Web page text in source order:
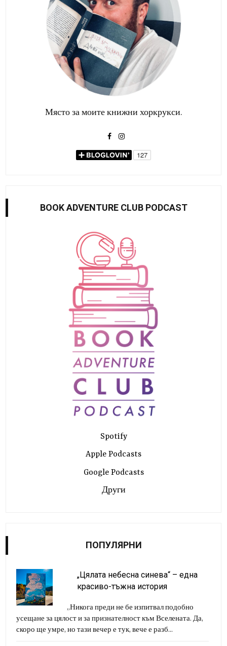
Място за моите книжни хоркрукси.
BOOK ADVENTURE CLUB PODCAST
Spotify
Apple Podcasts
Google Podcasts
Други
ПОПУЛЯРНИ
„Цялата небесна синева“ – една
красиво-тъжна история
„Никога преди не бе изпитвал подобно
усещане за цялост и за признателност към Вселената. Да,
скоро ще умре, но тази вечер е тук, вече е разб...